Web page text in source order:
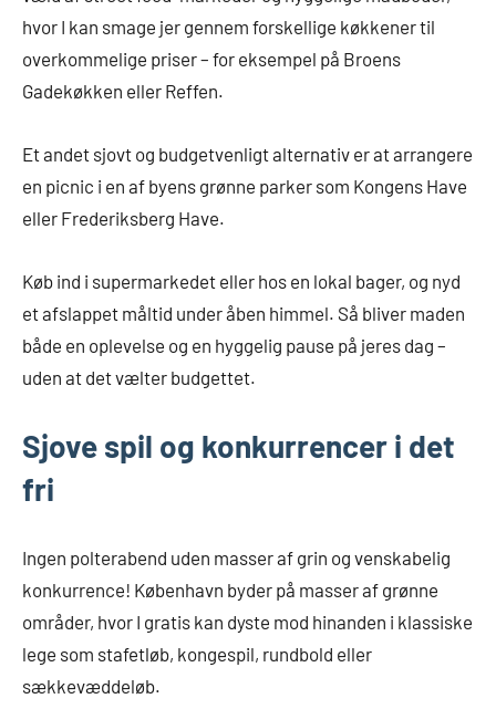
hvor I kan smage jer gennem forskellige køkkener til
overkommelige priser – for eksempel på Broens
Gadekøkken eller Reffen.
Et andet sjovt og budgetvenligt alternativ er at arrangere
en picnic i en af byens grønne parker som Kongens Have
eller Frederiksberg Have.
Køb ind i supermarkedet eller hos en lokal bager, og nyd
et afslappet måltid under åben himmel. Så bliver maden
både en oplevelse og en hyggelig pause på jeres dag –
uden at det vælter budgettet.
Sjove spil og konkurrencer i det
fri
Ingen polterabend uden masser af grin og venskabelig
konkurrence! København byder på masser af grønne
områder, hvor I gratis kan dyste mod hinanden i klassiske
lege som stafetløb, kongespil, rundbold eller
sækkevæddeløb.